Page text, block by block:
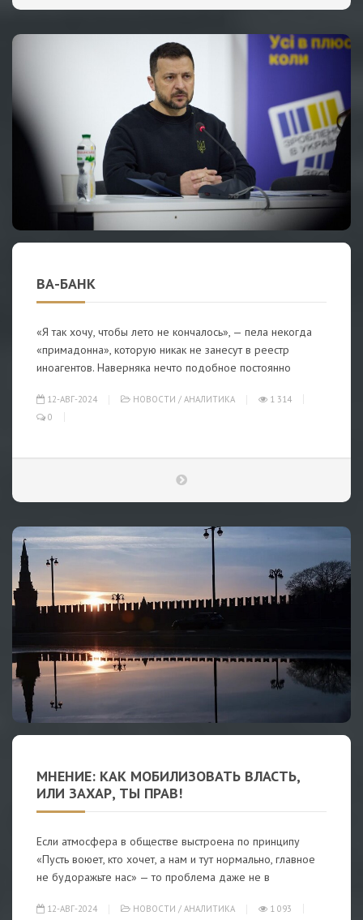
ВА-БАНК
«Я так хочу, чтобы лето не кончалось», — пела некогда
«примадонна», которую никак не занесут в реестр
иноагентов. Наверняка нечто подобное постоянно
12-АВГ-2024 НОВОСТИ / АНАЛИТИКА
1 314
0
МНЕНИЕ: КАК МОБИЛИЗОВАТЬ ВЛАСТЬ,
ИЛИ ЗАХАР, ТЫ ПРАВ!
Если атмосфера в обществе выстроена по принципу
«Пусть воюет, кто хочет, а нам и тут нормально, главное
не будоражьте нас» — то проблема даже не в
12-АВГ-2024 НОВОСТИ / АНАЛИТИКА
1 093